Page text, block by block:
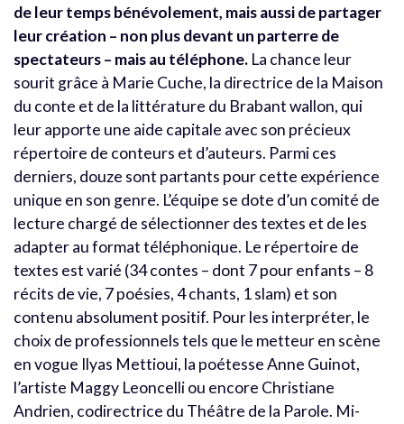
de leur temps bénévolement, mais aussi de partager
leur création – non plus devant un parterre de
spectateurs – mais au téléphone. La chance leur
sourit grâce à Marie Cuche, la directrice de la Maison
du conte et de la littérature du Brabant wallon, qui
leur apporte une aide capitale avec son précieux
répertoire de conteurs et d’auteurs. Parmi ces
derniers, douze sont partants pour cette expérience
unique en son genre. L’équipe se dote d’un comité de
lecture chargé de sélectionner des textes et de les
adapter au format téléphonique. Le répertoire de
textes est varié (34 contes – dont 7 pour enfants – 8
récits de vie, 7 poésies, 4 chants, 1 slam) et son
contenu absolument positif. Pour les interpréter, le
choix de professionnels tels que le metteur en scène
en vogue Ilyas Mettioui, la poétesse Anne Guinot,
l’artiste Maggy Leoncelli ou encore Christiane
Andrien, codirectrice du Théâtre de la Parole. Mi-